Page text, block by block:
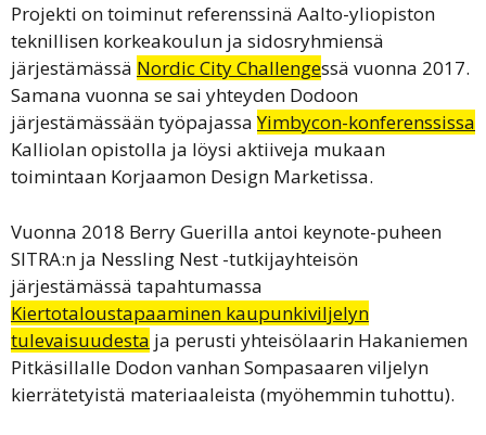
Projekti on toiminut referenssinä Aalto-yliopiston
teknillisen korkeakoulun ja sidosryhmiensä
järjestämässä Nordic City Challengessä vuonna 2017.
Samana vuonna se sai yhteyden Dodoon
järjestämässään työpajassaYimbycon-konferenssissa
Kalliolan opistolla ja löysi aktiiveja mukaan
toimintaan Korjaamon Design Marketissa.
Vuonna 2018 Berry Guerilla antoi keynote-puheen
SITRA:n ja Nessling Nest -tutkijayhteisön
järjestämässä tapahtumassa
Kiertotaloustapaaminen kaupunkiviljelyn
tulevaisuudesta ja perusti yhteisölaarin Hakaniemen
Pitkäsillalle Dodon vanhan Sompasaaren viljelyn
kierrätetyistä materiaaleista (myöhemmin tuhottu).